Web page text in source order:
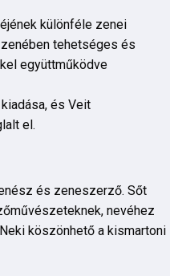
különféle zenei
tehetséges és
együttműködve
és Veit
el.
és zeneszerző. Sőt
nevéhez
köszönhető a kismartoni